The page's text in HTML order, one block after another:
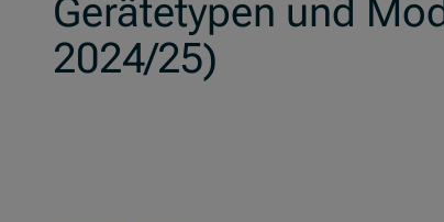
Gerätetypen und
2024/25)